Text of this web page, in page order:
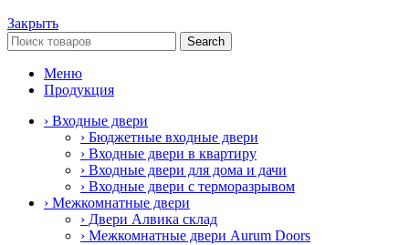
Закрыть
Search
Меню
Продукция
› Входные двери
› Бюджетные входные двери
› Входные двери в квартиру
› Входные двери для дома и дачи
› Входные двери с терморазрывом
› Межкомнатные двери
› Двери Алвика склад
› Межкомнатные двери Aurum Doors